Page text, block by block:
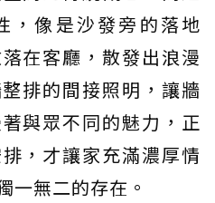
，像是沙發旁的落地
在客廳，散發出浪漫
排的間接照明，讓牆
與眾不同的魅力，正
，才讓家充滿濃厚情
一無二的存在。